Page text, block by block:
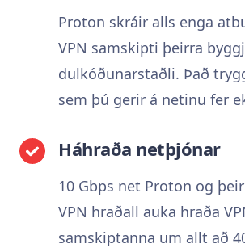
Proton skráir alls enga
VPN samskipti þeirra
dulkóðunarstaðli. Það
sem þú gerir á netinu fer
Háhraða netþjónar
10 Gbps net Proton og
VPN hraðall auka hraða
samskiptanna um allt að